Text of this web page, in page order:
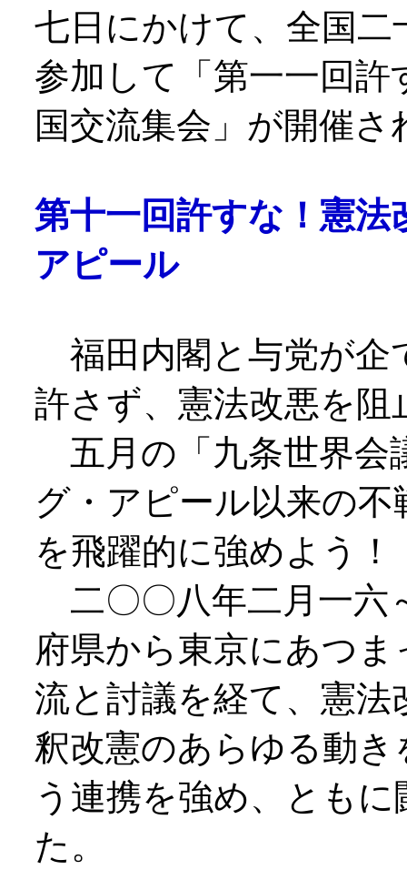
七日にかけて、全国
参加して「第一一回許
国交流集会」が開催さ
第十一回許すな！憲法
アピール
福田内閣と与党が企
許さず、憲法改悪を阻
五月の「九条世界会
グ・アピール以来の
を飛躍的に強めよう
二〇〇八年二月一六
府県から東京にあつ
流と討議を経て、憲
釈改憲のあらゆる動
う連携を強め、とも
た。